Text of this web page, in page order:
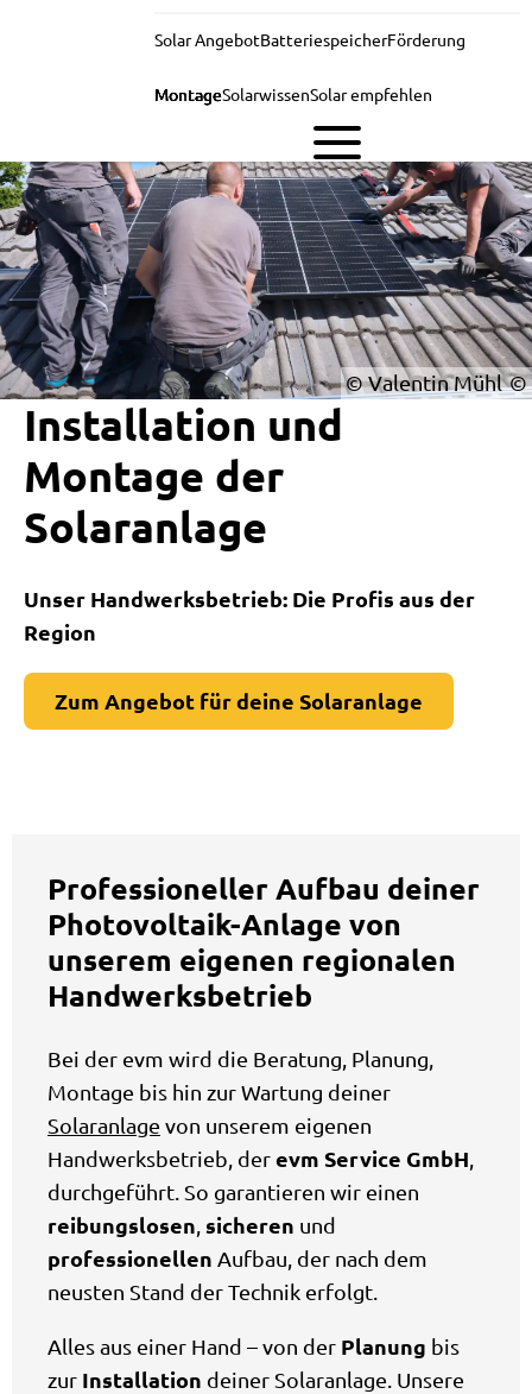
Solar AngebotBatteriespeicherFörderung
MontageSolarwissenSolar empfehlen
© Valentin Mühl
Installation und
Montage der
Solaranlage
Unser Handwerksbetrieb: Die Profis aus der
Region
Zum Angebot für deine Solaranlage
Professioneller Aufbau deiner
Photovoltaik-Anlage von
unserem eigenen regionalen
Handwerksbetrieb
Bei der evm wird die Beratung, Planung,
Montage bis hin zur Wartung deiner
Solaranlage von unserem eigenen
Handwerksbetrieb, derevm Service GmbH
durchgeführt. So garantieren wir einen
reibungslosen sicheren und
professionellen Aufbau, der nach dem
neusten Stand der Technik erfolgt.
Alles aus einer Hand – von der Planung bis
zur Installation deiner Solaranlage. Unsere